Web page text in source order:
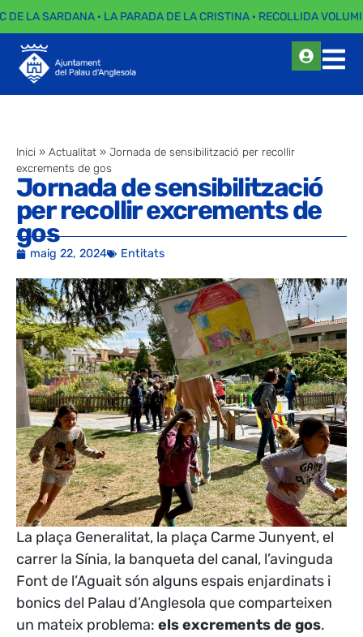
DE LA SARDANA · LA PARADA DE LA CRISTINA · RECOLLIDA
Inici » Actualitat » Jornada de sensibilització per recollir
excrements de gos
Jornada de sensibilització
per recollir excrements de
gos
maig 22, 2024 Entitats
La plaça Generalitat, la plaça Carme Junyent, el
carrer la Sínia, la banqueta del canal, l’avinguda
Font de l’Aguait són alguns espais enjardinats i
bonics del Palau d’Anglesola que comparteixen
un mateix problema: els excrements de gos.